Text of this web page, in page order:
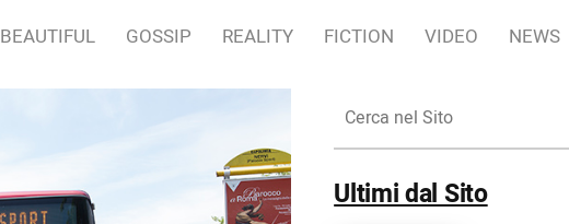
BEAUTIFUL GOSSIP REALITY FICTION VIDEO NEWS
nel
Sito
Ultimi dal Sito